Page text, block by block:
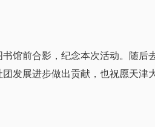
前合影，纪念本次活动。随后
发展进步做出贡献，也祝愿天津